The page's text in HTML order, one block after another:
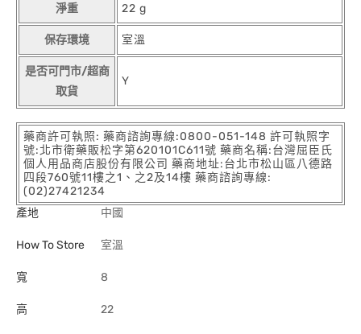
淨重 22 g
保存環境 室溫
是否可門市/超商
取貨
Y
藥商許可執照: 藥商諮詢專線:0800-051-148 許可執照字
號:北市衛藥販松字第620101C611號 藥商名稱:台灣屈臣氏
個人用品商店股份有限公司 藥商地址:台北市松山區八德路
四段760號11樓之1、之2及14樓 藥商諮詢專線:
(02)27421234
產地
中國
How To Store 室溫
寬 8
高 22